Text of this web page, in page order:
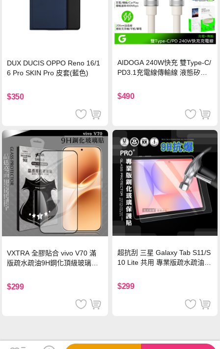
DUX DUCIS OPPO Reno 16/1
6 Pro SKIN Pro 皮套(藍色)
$350
AIDOGA 240W快充 雙Type-C/
PD3.1充電線傳輸線 液態矽膠
機/平板/筆電
$490
VXTRA 全膠貼合 vivo V70 滿
版疏水疏油9H鋼化頂級玻璃貼
$299
超抗刮 三星 Galaxy Tab S11/S
10 Lite 共用 專業版疏水疏油9
$299